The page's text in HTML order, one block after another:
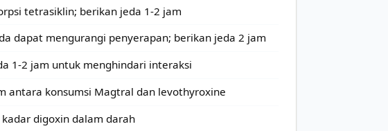
tetrasiklin; berikan jeda 1-2 jam
dapat mengurangi penyerapan; berikan jeda 2 jam
1-2 jam untuk menghindari interaksi
antara konsumsi Magtral dan levothyroxine
digoxin dalam darah